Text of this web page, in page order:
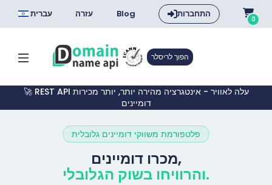
עברית עזרה Blog התחברות 0
הפוך לריסלר
🚀 REST API עלה לאוויר - אינטגרציה מהירה יותר, יותר מכירות
דומיינים
פלטפורמת משווקי דומיינים גלובלית
מכרו דומיינים,
והרוויחו בשוק הגלובלי.